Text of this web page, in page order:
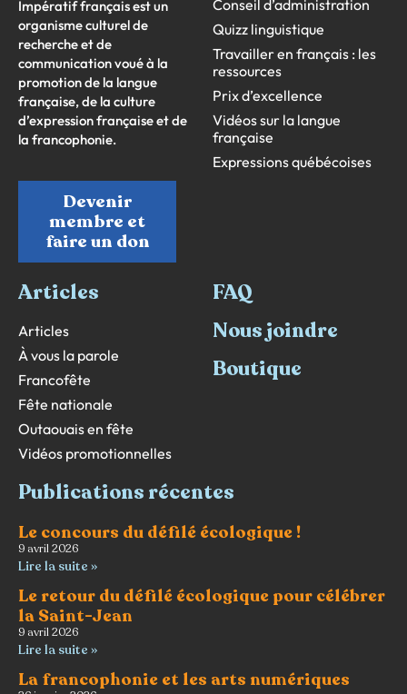
Impératif français est un
organisme culturel de
recherche et de
communication voué à la
promotion de la langue
française, de la culture
d’expression française et de
la francophonie.
Devenir
membre et
faire un don
Conseil d’administration
Quizz linguistique
Travailler en français : les
ressources
Prix d’excellence
Vidéos sur la langue
française
Expressions québécoises
Articles
Articles
À vous la parole
Francofête
Fête nationale
Outaouais en fête
Vidéos promotionnelles
FAQ
Nous joindre
Boutique
Publications récentes
Le concours du défilé écologique !
9 avril 2026
Lire la suite »
Le retour du défilé écologique pour célébrer
la Saint-Jean
9 avril 2026
Lire la suite »
La francophonie et les arts numériques